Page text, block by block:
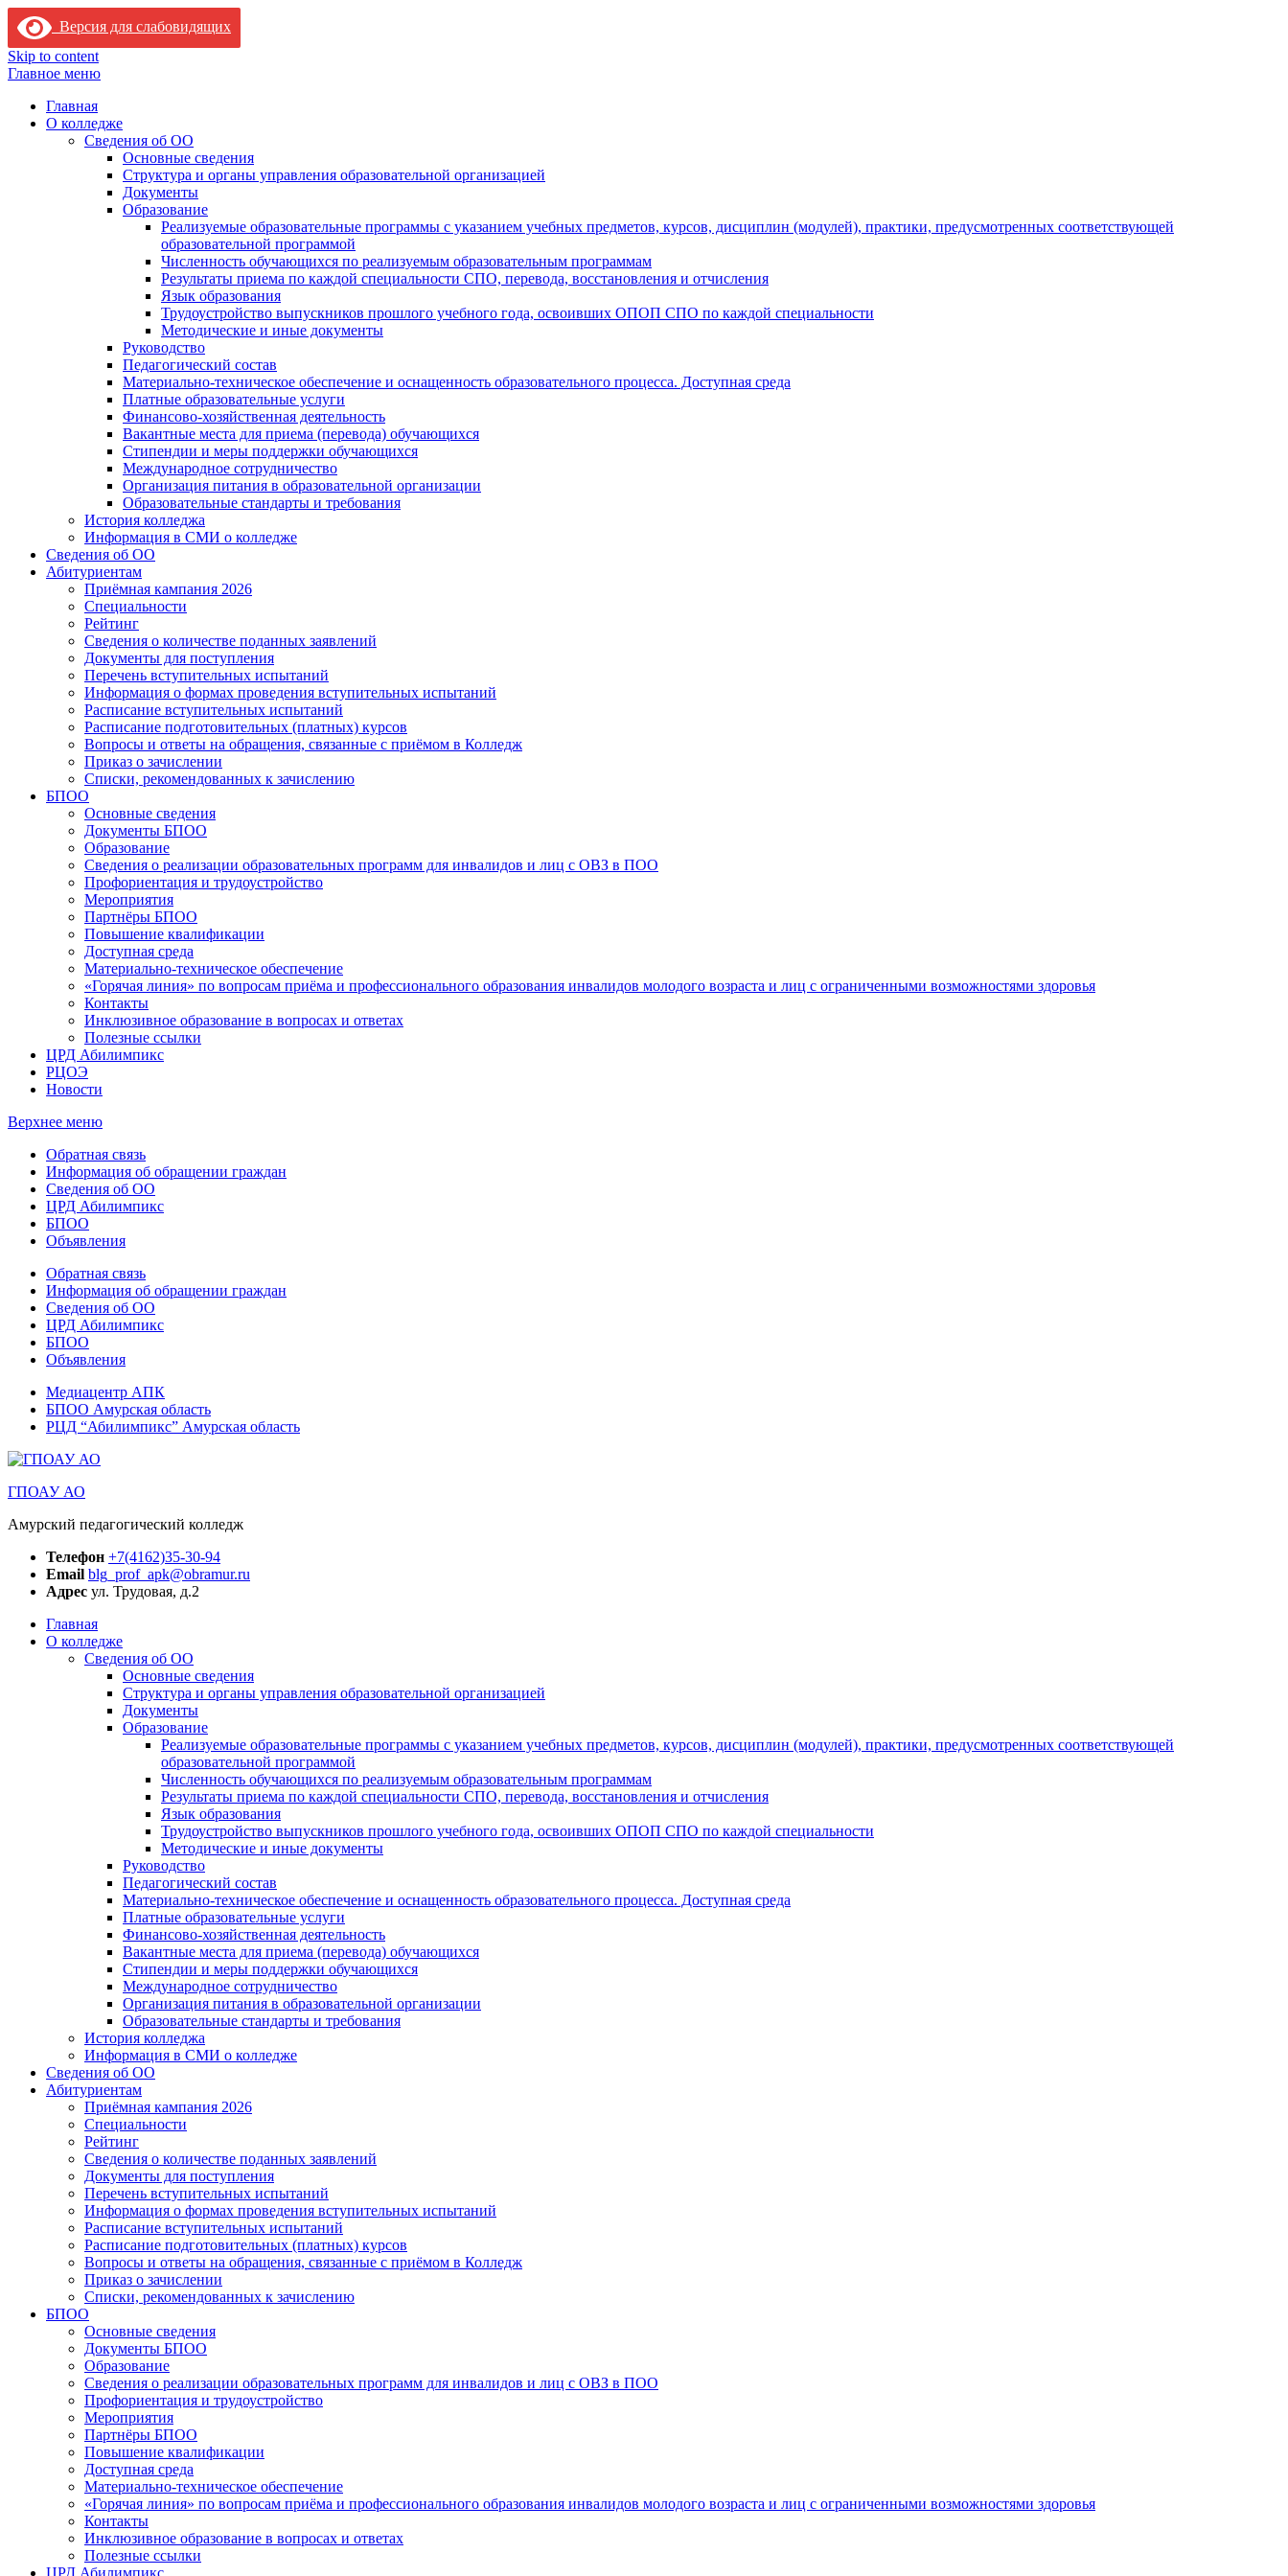
Версия для слабовидящих
Skip to content
Главное меню
Главная
О колледже
Сведения об ОО
Основные сведения
Структура и органы управления образовательной организацией
Документы
Образование
Реализуемые образовательные программы с указанием учебных предметов, курсов, дисциплин (модулей), практики, предусмотренных соответствующей
образовательной программой
Численность обучающихся по реализуемым образовательным программам
Результаты приема по каждой специальности СПО, перевода, восстановления и отчисления
Язык образования
Трудоустройство выпускников прошлого учебного года, освоивших ОПОП СПО по каждой специальности
Методические и иные документы
Руководство
Педагогический состав
Материально-техническое обеспечение и оснащенность образовательного процесса. Доступная среда
Платные образовательные услуги
Финансово-хозяйственная деятельность
Вакантные места для приема (перевода) обучающихся
Стипендии и меры поддержки обучающихся
Международное сотрудничество
Организация питания в образовательной организации
Образовательные стандарты и требования
История колледжа
Информация в СМИ о колледже
Сведения об ОО
Абитуриентам
Приёмная кампания 2026
Специальности
Рейтинг
Сведения о количестве поданных заявлений
Документы для поступления
Перечень вступительных испытаний
Информация о формах проведения вступительных испытаний
Расписание вступительных испытаний
Расписание подготовительных (платных) курсов
Вопросы и ответы на обращения, связанные с приёмом в Колледж
Приказ о зачислении
Списки, рекомендованных к зачислению
БПОО
Основные сведения
Документы БПОО
Образование
Сведения о реализации образовательных программ для инвалидов и лиц с ОВЗ в ПОО
Профориентация и трудоустройство
Мероприятия
Партнёры БПОО
Повышение квалификации
Доступная среда
Материально-техническое обеспечение
«Горячая линия» по вопросам приёма и профессионального образования инвалидов молодого возраста и лиц с ограниченными возможностями здоровья
Контакты
Инклюзивное образование в вопросах и ответах
Полезные ссылки
ЦРД Абилимпикс
РЦОЭ
Новости
Верхнее меню
Обратная связь
Информация об обращении граждан
Сведения об ОО
ЦРД Абилимпикс
БПОО
Объявления
Обратная связь
Информация об обращении граждан
Сведения об ОО
ЦРД Абилимпикс
БПОО
Объявления
Медиацентр АПК
БПОО Амурская область
РЦД “Абилимпикс” Амурская область
ГПОАУ АО
Амурский педагогический колледж
Телефон +7(4162)35-30-94
Email blg_prof_apk@obramur.ru
Адрес ул. Трудовая, д.2
Главная
О колледже
Сведения об ОО
Основные сведения
Структура и органы управления образовательной организацией
Документы
Образование
Реализуемые образовательные программы с указанием учебных предметов, курсов, дисциплин (модулей), практики, предусмотренных соответствующей
образовательной программой
Численность обучающихся по реализуемым образовательным программам
Результаты приема по каждой специальности СПО, перевода, восстановления и отчисления
Язык образования
Трудоустройство выпускников прошлого учебного года, освоивших ОПОП СПО по каждой специальности
Методические и иные документы
Руководство
Педагогический состав
Материально-техническое обеспечение и оснащенность образовательного процесса. Доступная среда
Платные образовательные услуги
Финансово-хозяйственная деятельность
Вакантные места для приема (перевода) обучающихся
Стипендии и меры поддержки обучающихся
Международное сотрудничество
Организация питания в образовательной организации
Образовательные стандарты и требования
История колледжа
Информация в СМИ о колледже
Сведения об ОО
Абитуриентам
Приёмная кампания 2026
Специальности
Рейтинг
Сведения о количестве поданных заявлений
Документы для поступления
Перечень вступительных испытаний
Информация о формах проведения вступительных испытаний
Расписание вступительных испытаний
Расписание подготовительных (платных) курсов
Вопросы и ответы на обращения, связанные с приёмом в Колледж
Приказ о зачислении
Списки, рекомендованных к зачислению
БПОО
Основные сведения
Документы БПОО
Образование
Сведения о реализации образовательных программ для инвалидов и лиц с ОВЗ в ПОО
Профориентация и трудоустройство
Мероприятия
Партнёры БПОО
Повышение квалификации
Доступная среда
Материально-техническое обеспечение
«Горячая линия» по вопросам приёма и профессионального образования инвалидов молодого возраста и лиц с ограниченными возможностями здоровья
Контакты
Инклюзивное образование в вопросах и ответах
Полезные ссылки
ЦРД Абилимпикс